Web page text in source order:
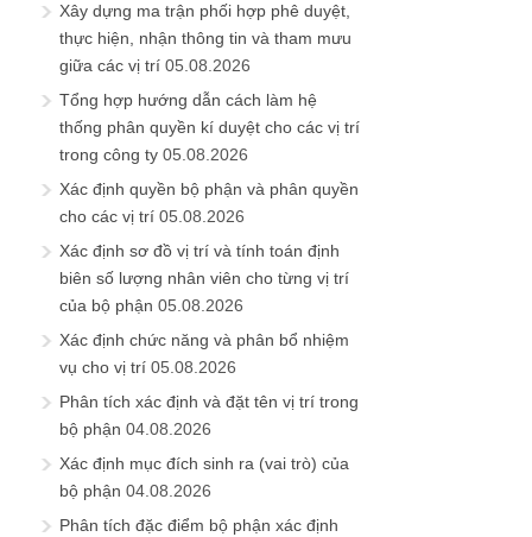
Xây dựng ma trận phối hợp phê duyệt,
thực hiện, nhận thông tin và tham mưu
giữa các vị trí 05.08.2026
Tổng hợp hướng dẫn cách làm hệ
thống phân quyền kí duyệt cho các vị trí
trong công ty 05.08.2026
Xác định quyền bộ phận và phân quyền
cho các vị trí 05.08.2026
Xác định sơ đồ vị trí và tính toán định
biên số lượng nhân viên cho từng vị trí
của bộ phận 05.08.2026
Xác định chức năng và phân bổ nhiệm
vụ cho vị trí 05.08.2026
Phân tích xác định và đặt tên vị trí trong
bộ phận 04.08.2026
Xác định mục đích sinh ra (vai trò) của
bộ phận 04.08.2026
Phân tích đặc điểm bộ phận xác định